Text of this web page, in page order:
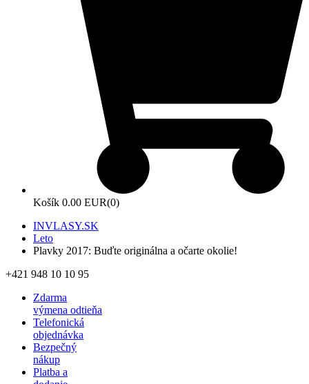
Košík 0.00 EUR(0)
INVLASY.SK
Leto
Plavky 2017: Buďte originálna a očarte okolie!
+421 948 10 10 95
Zdarma
výmena odtieňa
Telefonická
objednávka
Bezpečný
nákup
Platba a